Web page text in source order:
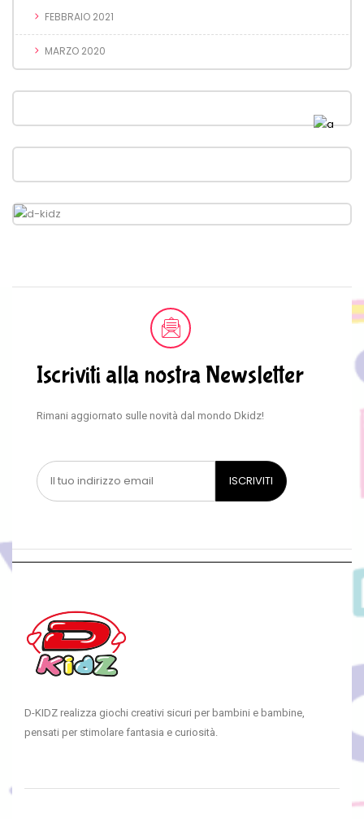
FEBBRAIO 2021
MARZO 2020
Iscriviti alla nostra Newsletter
Rimani aggiornato sulle novità dal mondo Dkidz!
D-KIDZ realizza giochi creativi sicuri per bambini e bambine,
pensati per stimolare fantasia e curiosità.